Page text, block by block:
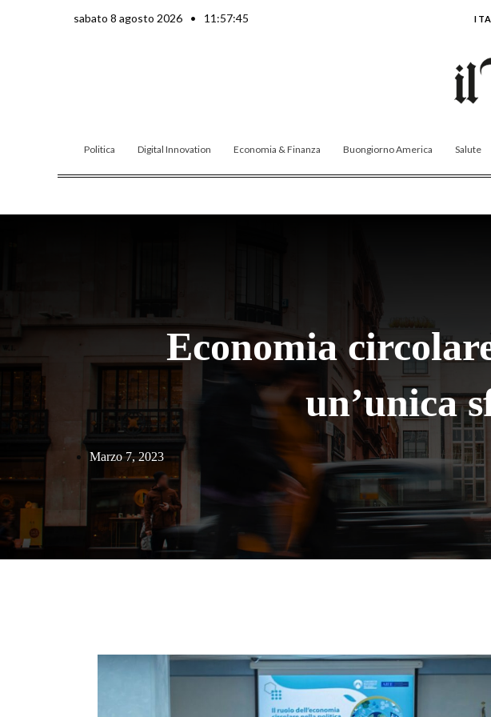
sabato 8 agosto 2026 • 11:57:46
Politica Digital Innovation Economia & Finanza Buongiorno America Salute
Economia
un’unica
Marzo 7, 2023